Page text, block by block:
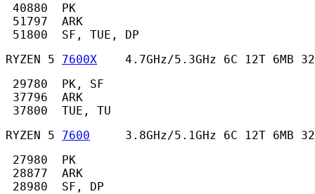
40880  PK
51797  ARK
51800  SF, TUE, DP
RYZEN 5 7600X
4.7GHz/5.3GHz 6C 12T 6MB
29780  PK, SF
37796  ARK
37800  TUE, TU
RYZEN 5 7600
3.8GHz/5.1GHz 6C 12T 6MB
27980  PK
28877  ARK
28980  SF, DP